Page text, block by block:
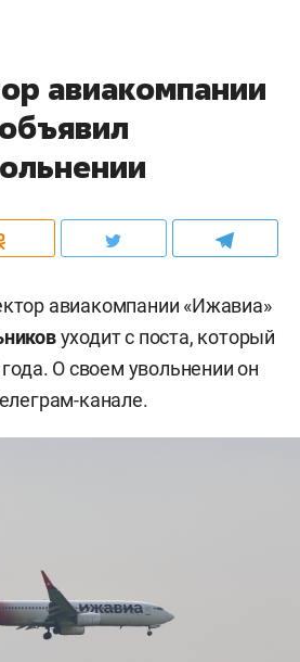
авиакомпании
авиакомпании «Ижавиа»
уходит с поста, который
О своем увольнении он
канале.